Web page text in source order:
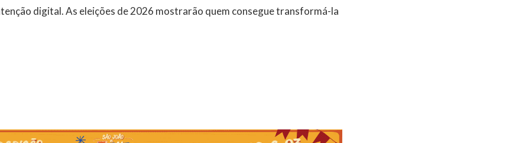
digital. As eleições de 2026 mostrarão quem consegue transformá-la